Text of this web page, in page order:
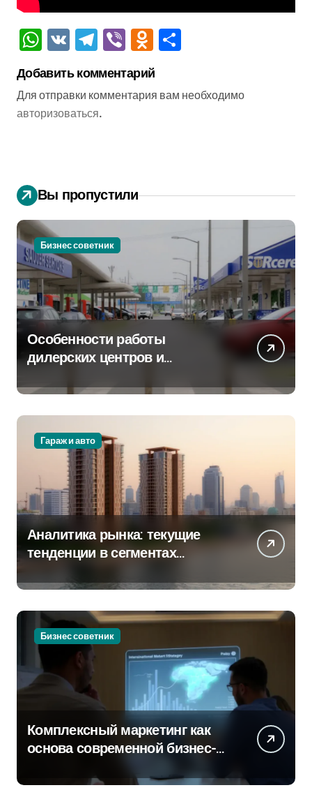
WhatsApp
VK Telegram
ViberOdnoklassniki
Добавить комментарий
Для отправки комментария вам необходимо
авторизоваться.
Вы пропустили
Бизнес советник
Особенности работы
дилерских центров и
крупных проспектах
Гараж и авто
Аналитика рынка: текущие
тенденции в сегментах
Бизнес советник
Комплексный маркетинг как
основа современной бизнес-